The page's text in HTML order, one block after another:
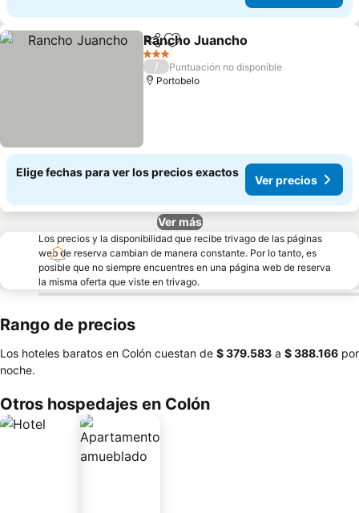
CompartirAgregar a favoritos
Rancho Juancho
3 Estrellas
/
Puntuación no disponible
Portobelo
Elige fechas para ver los precios exactos
Ver precios
Ver más
Los precios y la disponibilidad que recibe trivago de las páginas
web de reserva cambian de manera constante. Por lo tanto, es
posible que no siempre encuentres en una página web de reserva
la misma oferta que viste en trivago.
Rango de precios
Los hoteles baratos en Colón cuestan de ‎$ 379.583 a ‎$ 388.166 por
noche.
Otros hospedajes en Colón